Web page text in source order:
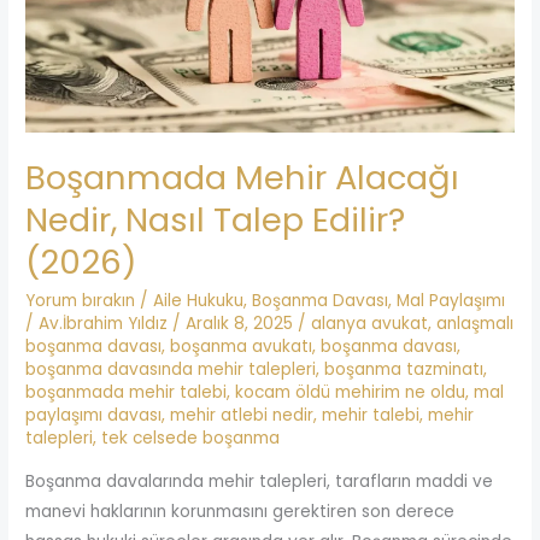
Boşanmada Mehir Alacağı
Nedir, Nasıl Talep Edilir?
(2026)
Yorum bırakın /Aile Hukuku,Boşanma Davası,Mal Paylaşımı
/Av.İbrahim Yıldız /Aralık 8, 2025 /alanya avukat,anlaşmalı
boşanma davası,boşanma avukatı,boşanma davası,
boşanma davasında mehir talepleri,boşanma tazminatı,
boşanmada mehir talebi,kocam öldü mehirim ne oldu,mal
paylaşımı davası,mehir atlebi nedir,mehir talebi,mehir
talepleri, tek celsede boşanma
Boşanma davalarında mehir talepleri, tarafların maddi ve
manevi haklarının korunmasını gerektiren son derece
Talep
Edilir?
(2026)